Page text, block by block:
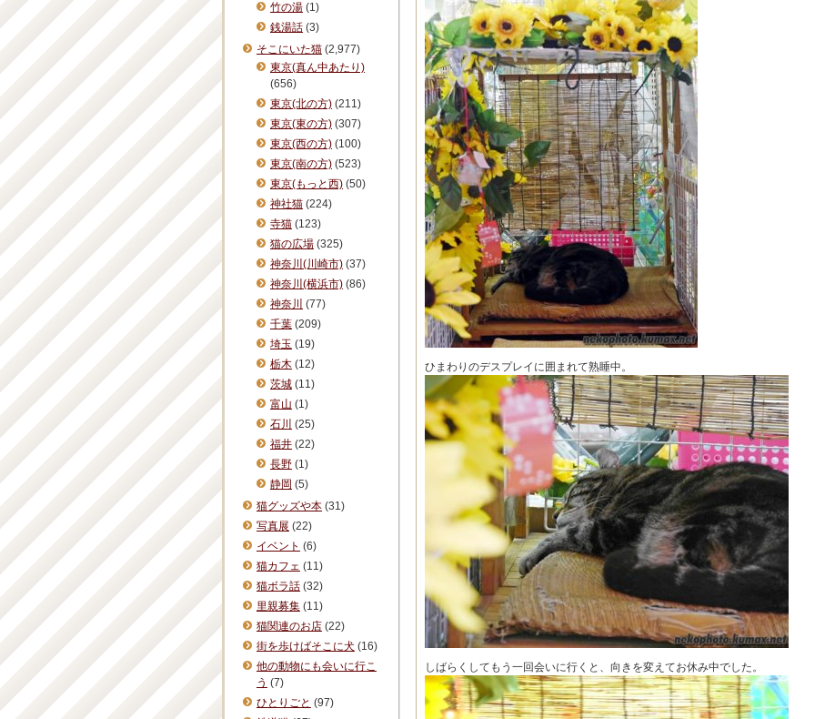
ひまわりのデスプレイに囲まれて熟睡中。
しばらくしてもう一回会いに行くと、向きを変えてお休み中でした。
竹の湯 (1)
銭湯話 (3)
そこにいた猫 (2,977)
東京(真ん中あたり)
(656)
東京(北の方) (211)
東京(東の方) (307)
東京(西の方) (100)
東京(南の方) (523)
東京(もっと西) (50)
神社猫 (224)
寺猫 (123)
猫の広場 (325)
神奈川(川崎市) (37)
神奈川(横浜市) (86)
神奈川 (77)
千葉 (209)
埼玉 (19)
栃木 (12)
茨城 (11)
富山 (1)
石川 (25)
福井 (22)
長野 (1)
静岡 (5)
猫グッズや本 (31)
写真展 (22)
イベント (6)
猫カフェ (11)
猫ボラ話 (32)
里親募集 (11)
猫関連のお店 (22)
街を歩けばそこに犬 (16)
他の動物にも会いに行こ
う (7)
ひとりごと (97)